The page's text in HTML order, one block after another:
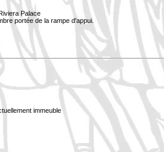
Palace
portée de la rampe d'appui.
immeuble